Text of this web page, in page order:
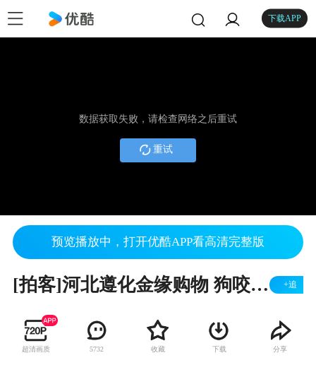
下载APP
数据获取失败，请检查网络之后重试
重试
预览播放中，打开优酷APP看高清完整版
[拍客]河北遵化金缘购物 狗咬小孩老人被打 +追
超清画质 5732 收藏 下载 分享